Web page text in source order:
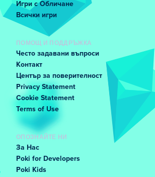
Игри с Обличане
Всички игри
ПОМОЩ И ПОДДРЪЖКА
Често задавани въпроси
Контакт
Център за поверителност
Privacy Statement
Cookie Statement
Terms of Use
ОПОЗНАЙТЕ НИ
За Нас
Poki for Developers
Poki Kids